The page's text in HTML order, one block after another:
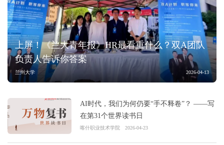
上屏！《兰大青年报》HR最看重什么？双A团队
负责人告诉你答案
兰州大学 2026-04-13
AI时代，我们为何仍要“手不释卷”？ ——写
在第31个世界读书日
喀什职业技术学院 2026-04-23